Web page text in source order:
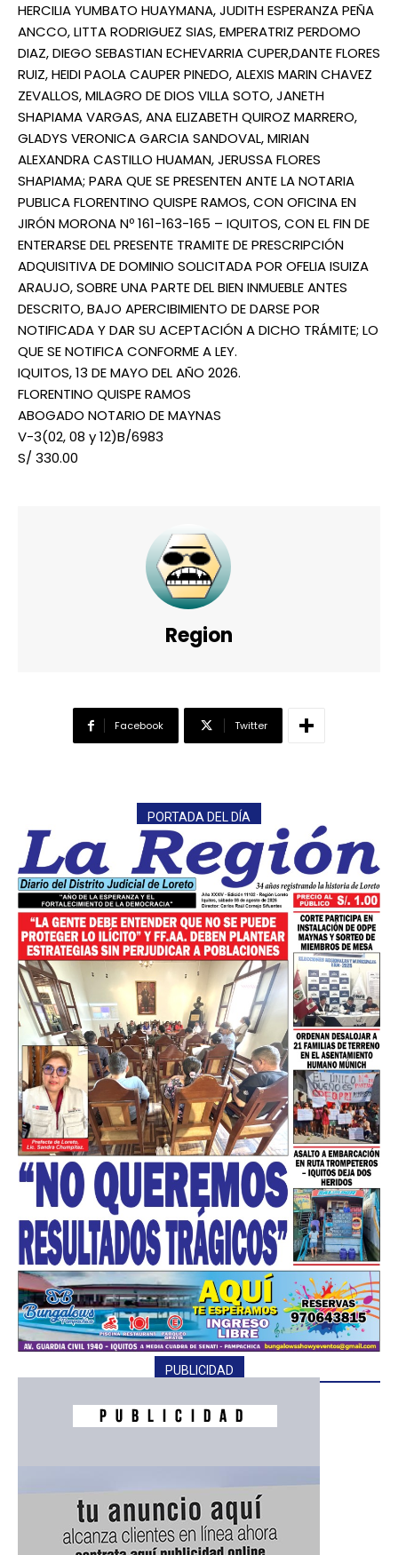
━ Planes
HERCILIA YUMBATO HUAYMANA, JUDITH ESPERANZA PEÑA
ANCCO, LITTA RODRIGUEZ SIAS, EMPERATRIZ PERDOMO
DIAZ, DIEGO SEBASTIAN ECHEVARRIA CUPER,DANTE FLORES
RUIZ, HEIDI PAOLA CAUPER PINEDO, ALEXIS MARIN CHAVEZ
ZEVALLOS, MILAGRO DE DIOS VILLA SOTO, JANETH
SHAPIAMA VARGAS, ANA ELIZABETH QUIROZ MARRERO,
GLADYS VERONICA GARCIA SANDOVAL, MIRIAN
ALEXANDRA CASTILLO HUAMAN, JERUSSA FLORES
SHAPIAMA; PARA QUE SE PRESENTEN ANTE LA NOTARIA
PUBLICA FLORENTINO QUISPE RAMOS, CON OFICINA EN
JIRÓN MORONA Nº 161-163-165 – IQUITOS, CON EL FIN DE
ENTERARSE DEL PRESENTE TRAMITE DE PRESCRIPCIÓN
ADQUISITIVA DE DOMINIO SOLICITADA POR OFELIA ISUIZA
ARAUJO, SOBRE UNA PARTE DEL BIEN INMUEBLE ANTES
DESCRITO, BAJO APERCIBIMIENTO DE DARSE POR
NOTIFICADA Y DAR SU ACEPTACIÓN A DICHO TRÁMITE; LO
QUE SE NOTIFICA CONFORME A LEY.
IQUITOS, 13 DE MAYO DEL AÑO 2026.
FLORENTINO QUISPE RAMOS
ABOGADO NOTARIO DE MAYNAS
V-3(02, 08 y 12)B/6983
S/ 330.00
Region
Facebook Twitter
PORTADA DEL DÍA
PUBLICIDAD